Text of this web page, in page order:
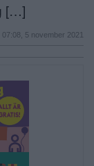
[…]
07:08, 5 november 2021